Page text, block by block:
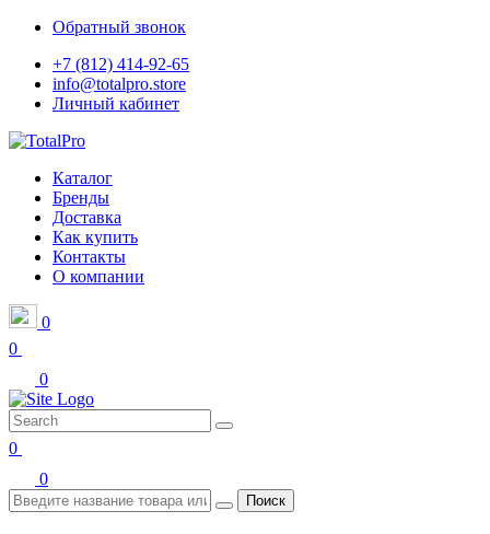
Обратный звонок
+7 (812) 414-92-65
info@totalpro.store
Личный кабинет
Каталог
Бренды
Доставка
Как купить
Контакты
О компании
0
0
0
0
0
Поиск